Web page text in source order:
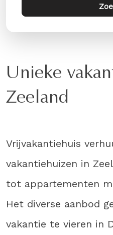
Unieke
Zeeland
Vrijvakantiehuis
vakantiehuizen in
tot appartementen
Het diverse aanbod
vakantie te vieren in